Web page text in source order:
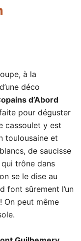
à la
déco
d’Abord
pour déguster
cassoulet y est
toulousaine et
de saucisse
trône dans
se le dise au
font sûrement l’un
On peut même